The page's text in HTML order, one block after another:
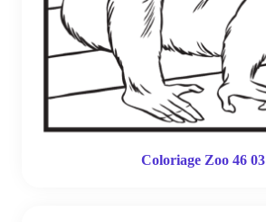
Coloriage Zoo 46 03